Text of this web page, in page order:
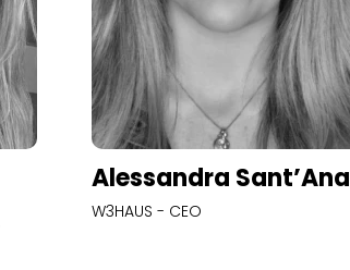
Alessandra Sant’Ana
W3HAUS - CEO